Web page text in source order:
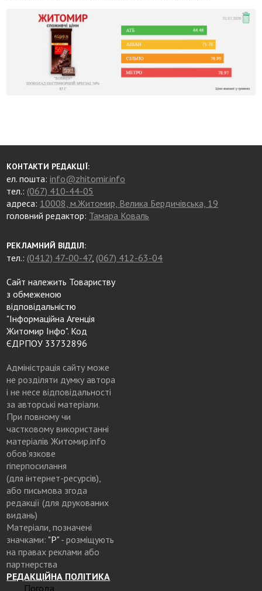
КОНТАКТИ РЕДАКЦІЇ:
ел. пошта:info@zhitomir.info
тел.: (067) 410-44-05
адреса: 10008, м.Житомир, Велика Бердичівська, 19
головний редактор: Тамара Коваль
РЕКЛАМНИЙ ВІДДІЛ:
тел.: (0412) 47-00-47, (067) 412-63-04
Сайт належить Товариству
з обмеженою
відповідальністю
"Інформаційна Агенція
Житомир Інфо". Код
ЄДРПОУ 33732896
Адміністрація сайту може
не розділяти думку автора
і не несе відповідальності
за авторські матеріали.
При повному чи
частковому використанні
матеріалів Житомир.info
обов’язкове
гіперпосилання
(для інтернет-ресурсів),
або письмова згода
редакції (для друкованих
видань)
Матеріали, позначені
значками: "Р"- розміщують
на правах реклами або
партнерства
РЕДАКЦІЙНА ПОЛІТИКА
Погода